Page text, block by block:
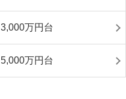
3,000万円台
5,000万円台